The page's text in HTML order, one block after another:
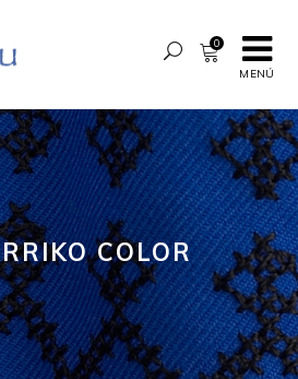
MENÚ
0
COLOR